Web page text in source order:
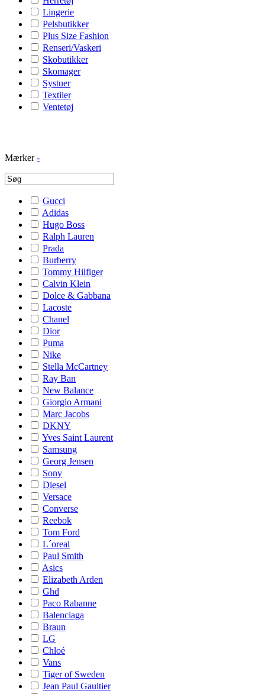
Lingerie
Pelsbutikker
Plus Size Fashion
Renseri/Vaskeri
Skobutikker
Skomager
Systuer
Textiler
Ventetøj
Mærker -
Gucci
Adidas
Hugo Boss
Ralph Lauren
Prada
Burberry
Tommy Hilfiger
Calvin Klein
Dolce & Gabbana
Lacoste
Chanel
Dior
Puma
Nike
Stella McCartney
Ray Ban
New Balance
Giorgio Armani
Marc Jacobs
DKNY
Yves Saint Laurent
Samsung
Georg Jensen
Sony
Diesel
Versace
Converse
Reebok
Tom Ford
L´oreal
Paul Smith
Asics
Elizabeth Arden
Ghd
Paco Rabanne
Balenciaga
Braun
LG
Chloé
Vans
Tiger of Sweden
Jean Paul Gaultier